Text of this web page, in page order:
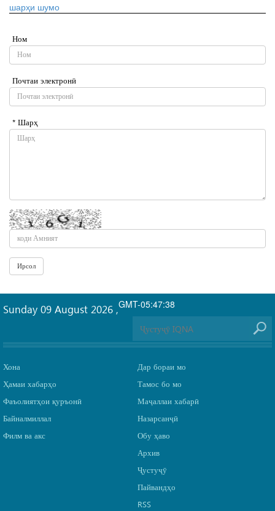
шарҳи шумо
Ном
Почтаи электронӣ
* Шарҳ
GMT-05:47:38
Sunday 09 August 2026 ,
Хона
Ҳамаи хабарҳо
Фаъолиятҳои қуръонӣ
Байналмиллал
Филм ва акс
Дар бораи мо
Тамос бо мо
Маҷаллаи хабарӣ
Назарсанҷӣ
Обу ҳаво
Архив
Ҷустуҷӯ
Пайвандҳо
RSS